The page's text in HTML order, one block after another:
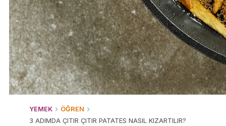
YEMEK
ÖĞREN
3 ADIMDA ÇITIR ÇITIR PATATES NASIL KIZARTILIR?